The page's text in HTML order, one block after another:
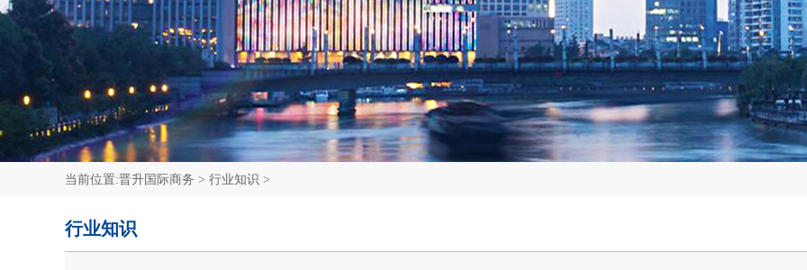
中国香港中环商业地址
SCR重要控制人备案
我要咨询
新西兰公司注册
塞舌尔公司注册
我要咨询
我要咨询
新加坡移民
我要咨询
我要咨询
当前位置:晋升国际商务 > 行业知识 >
行业知识